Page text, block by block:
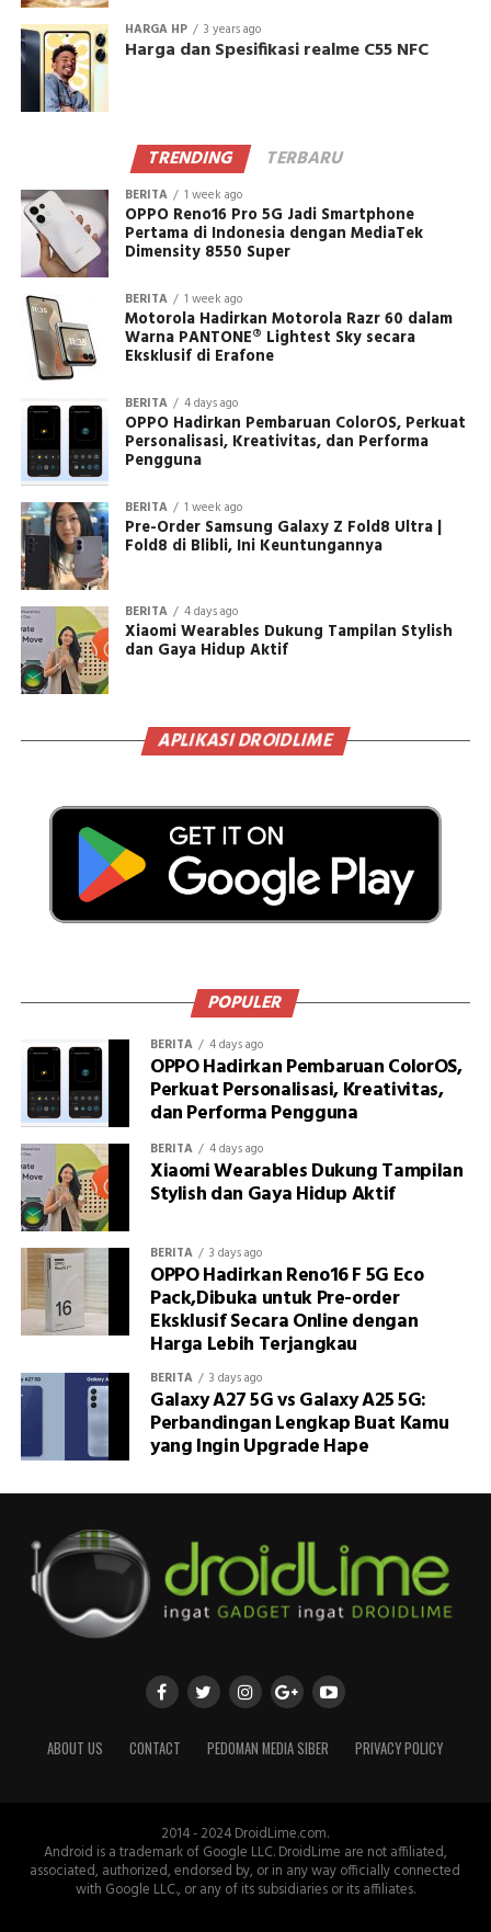
HARGA HP 3 years ago
Harga dan Spesifikasi realme C55 NFC
TRENDING TERBARU
BERITA 1 week ago
OPPO Reno16 Pro 5G Jadi Smartphone
Pertama di Indonesia dengan MediaTek
Dimensity 8550 Super
BERITA 1 week ago
Motorola Hadirkan Motorola Razr 60 dalam
Warna PANTONE® Lightest Sky secara
Eksklusif di Erafone
BERITA 4 days ago
OPPO Hadirkan Pembaruan ColorOS, Perkuat
Personalisasi, Kreativitas, dan Performa
Pengguna
BERITA 1 week ago
Pre-Order Samsung Galaxy Z Fold8 Ultra |
Fold8 di Blibli, Ini Keuntungannya
BERITA 4 days ago
Xiaomi Wearables Dukung Tampilan Stylish
dan Gaya Hidup Aktif
APLIKASI DROIDLIME
POPULER
BERITA 4 days ago
OPPO Hadirkan Pembaruan ColorOS,
Perkuat Personalisasi, Kreativitas,
dan Performa Pengguna
BERITA 4 days ago
Xiaomi Wearables Dukung Tampilan
Stylish dan Gaya Hidup Aktif
BERITA 3 days ago
OPPO Hadirkan Reno16 F 5G Eco
Pack,Dibuka untuk Pre-order
Eksklusif Secara Online dengan
Harga Lebih Terjangkau
BERITA 3 days ago
Galaxy A27 5G vs Galaxy A25 5G:
Perbandingan Lengkap Buat Kamu
yang Ingin Upgrade Hape
ABOUT US CONTACT PEDOMAN MEDIA SIBER PRIVACY POLICY
2014 - 2024 DroidLime.com.
Android is a trademark of Google LLC. DroidLime are not affiliated,
associated, authorized, endorsed by, or in any way officially connected
with Google LLC., or any of its subsidiaries or its affiliates.